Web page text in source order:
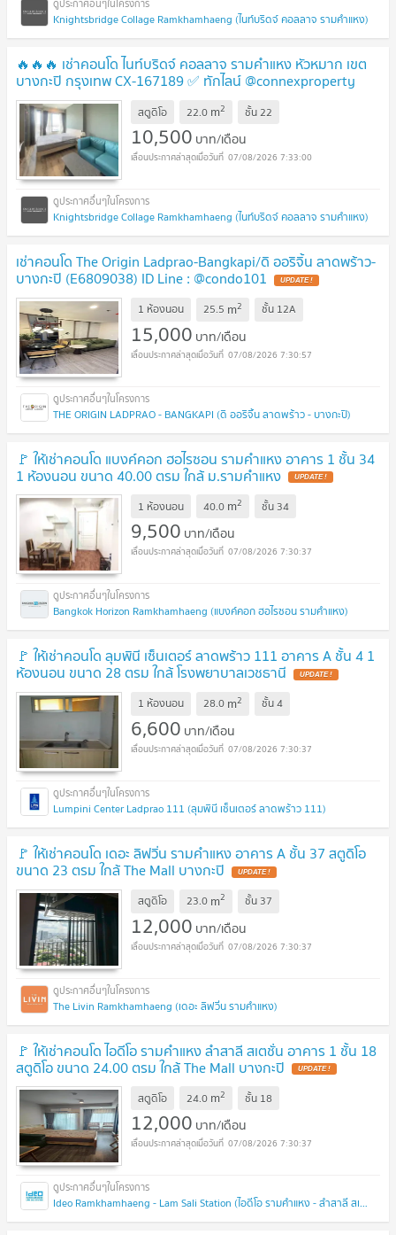
Knightsbridge Collage Ramkhamhaeng (ไนท์บริดจ์ คอลลาจ รามคำแหง)
🔥🔥🔥 เช่าคอนโด ไนท์บริดจ์ คอลลาจ รามคำแหง หัวหมาก เขต
บางกะปิ กรุงเทพ CX-167189 ✅ ทักไลน์ @connexproperty
ตอบทันที ทีมงานมืออาชีพ ✅ 🔥🔥🔥
สตูดิโอ 22.0 m2 ชั้น22
10,500 บาท/เดือน
07/08/2026 7:33:00
Knightsbridge Collage Ramkhamhaeng (ไนท์บริดจ์ คอลลาจ รามคำแหง)
เช่าคอนโด The Origin Ladprao-Bangkapi/ดิ ออริจิ้น ลาดพร้าว-
บางกะปิ (E6809038) ID Line : @condo101
1 ห้องนอน 25.5 m2 ชั้น 12A
15,000 บาท/เดือน
07/08/2026 7:30:57
THE ORIGIN LADPRAO - BANGKAPI (ดิ ออริจิ้น ลาดพร้าว - บางกะปิ)
🚩 ให้เช่าคอนโด แบงค์คอก ฮอไรซอน รามคำแหง อาคาร 1 ชั้น 34
1 ห้องนอน ขนาด 40.00 ตรม ใกล้ ม.รามคำแหง
1 ห้องนอน 40.0 m2 ชั้น 34
9,500 บาท/เดือน
07/08/2026 7:30:37
Bangkok Horizon Ramkhamhaeng (แบงค์คอก ฮอไรซอน รามคำแหง)
🚩 ให้เช่าคอนโด ลุมพินี เซ็นเตอร์ ลาดพร้าว 111 อาคาร A ชั้น 4 1
ห้องนอน ขนาด 28 ตรม ใกล้ โรงพยาบาลเวชธานี
1 ห้องนอน 28.0 m2 ชั้น4
6,600 บาท/เดือน
07/08/2026 7:30:37
Lumpini Center Ladprao 111 (ลุมพินี เซ็นเตอร์ ลาดพร้าว 111)
🚩 ให้เช่าคอนโด เดอะ ลิฟวิ่น รามคำแหง อาคาร A ชั้น 37 สตูดิโอ
ขนาด 23 ตรม ใกล้ The Mall บางกะปิ
สตูดิโอ 23.0 m2 ชั้น 37
12,000 บาท/เดือน
07/08/2026 7:30:37
The Livin Ramkhamhaeng (เดอะ ลิฟวิ่น รามคำแหง)
🚩 ให้เช่าคอนโด ไอดีโอ รามคำแหง ลำสาลี สเตชั่น อาคาร 1 ชั้น 18
สตูดิโอ ขนาด 24.00 ตรม ใกล้ The Mall บางกะปิ
สตูดิโอ 24.0 m2 ชั้น 18
12,000 บาท/เดือน
07/08/2026 7:30:37
Ideo Ramkhamhaeng - Lam Sali Station (ไอดีโอ รามคำแหง - ลำสาลี สเตชั่น)